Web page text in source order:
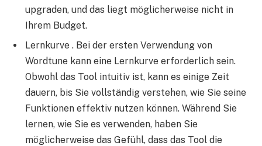
upgraden, und das liegt möglicherweise nicht in
Ihrem Budget.
Lernkurve . Bei der ersten Verwendung von
Wordtune kann eine Lernkurve erforderlich sein.
Obwohl das Tool intuitiv ist, kann es einige Zeit
dauern, bis Sie vollständig verstehen, wie Sie seine
Funktionen effektiv nutzen können. Während Sie
lernen, wie Sie es verwenden, haben Sie
möglicherweise das Gefühl, dass das Tool die